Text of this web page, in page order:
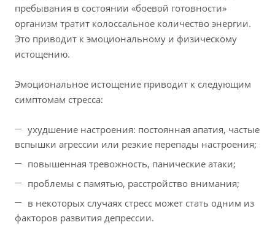
пребывания в состоянии «боевой готовности»
организм тратит колоссальное количество энергии.
Это приводит к эмоциональному и физическому
истощению.
Эмоциональное истощение приводит к следующим
симптомам стресса:
ухудшение настроения: постоянная апатия, частые
вспышки агрессии или резкие перепады настроения;
повышенная тревожность, панические атаки;
проблемы с памятью, расстройство внимания;
в некоторых случаях стресс может стать одним из
факторов развития депрессии.